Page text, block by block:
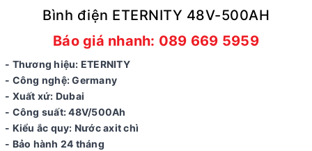
Bình điện ETERNITY 48V-500AH
Báo giá nhanh: 089 669 5959
- Thương hiệu: ETERNITY
- Công nghệ: Germany
- Xuất xứ: Dubai
- Công suất: 48V/500Ah
- Kiểu ắc quy: Nước axit chì
- Bảo hành 24 tháng